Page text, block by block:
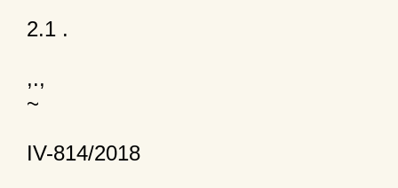
2.1 .
,.,
~
IV-814/2018